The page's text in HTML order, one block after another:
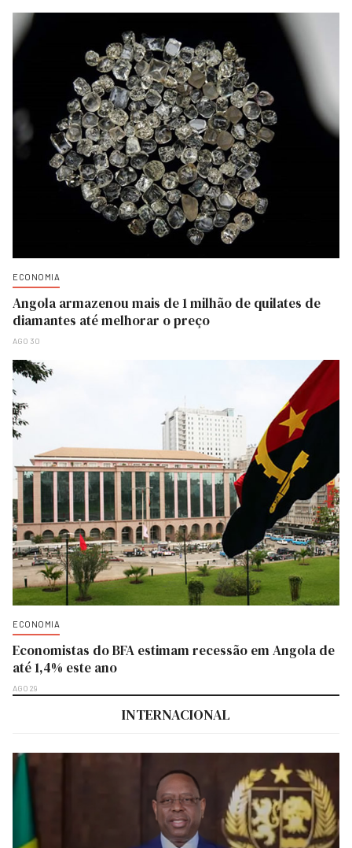
ECONOMIA
Angola armazenou mais de 1 milhão de quilates de
diamantes até melhorar o preço
AGO 30
ECONOMIA
Economistas do BFA estimam recessão em Angola de
até 1,4% este ano
AGO 29
INTERNACIONAL